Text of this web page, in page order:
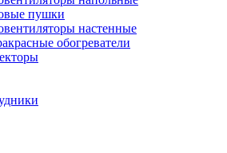
пушки
настенные
обогреватели